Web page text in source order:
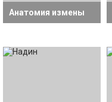
Анатомия измены